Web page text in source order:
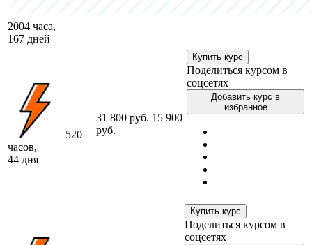
2004 часа,
167 дней
520
часов,
44 дня
31 800 руб. 15 900
руб.
Купить курс
Поделиться курсом в
соцсетях
Добавить курс в
избранное
Купить курс
Поделиться курсом в
соцсетях